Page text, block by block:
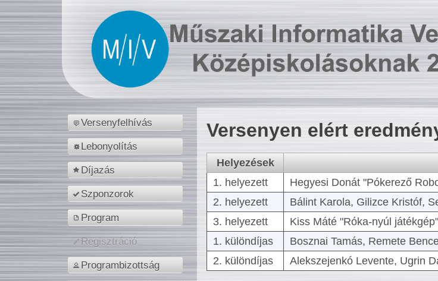
Versenyfelhívás
Lebonyolítás
Díjazás
Szponzorok
Program
Regisztráció
Programbizottság
Versenyen elért
Helyezések
1. helyezett
Hegyesi Donát "Pókerező
2. helyezett
Bálint Karola, Gilizce Kristóf,
3. helyezett
Kiss Máté "Róka-nyúl játékgép"
1. különdíjas
Bosznai Tamás, Remete
2. különdíjas
Alekszejenkó Levente, Ugrin